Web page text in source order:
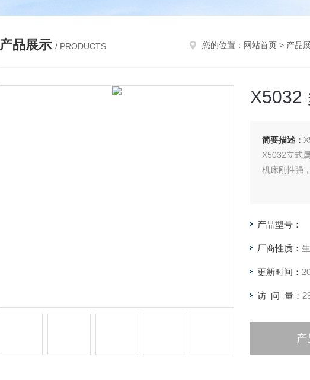
产品展示 / PRODUCTS 您的位置： 网站首页 > 产品
X5032
简要描述：
X5032立式
机床刚性强
产品型号：
厂商性质：
更新时间：
访 问 量：
产